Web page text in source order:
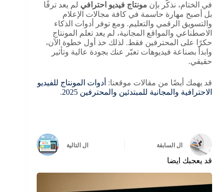
في الختام، نذكّر بإن مونتاج فيديو احترافي لم يعد ترفًا
بل أصبح مهارة حاسمة في كافة مجالات الإعلام
والتسويق الرقمي والتعليم. ومع توفر أدوات الذكاء
الاصطناعي والمواقع المجانية، لم يعد تعلم المونتاج
حكرًا على المحترفين فقط. لذلك خذ أول خطوة الآن،
وابدأ بصناعة فيديوهات تعبّر عنك بجودة عالية وتأثير
حقيقي.
قد يهمك أيضًا من مقالات موقعنا: أدوات المونتاج للفيديو
الاحترافية والمجانية للمبتدئين والمحترفين 2025
.
ال السابقة ال التالية
قد يعجبك ايضا